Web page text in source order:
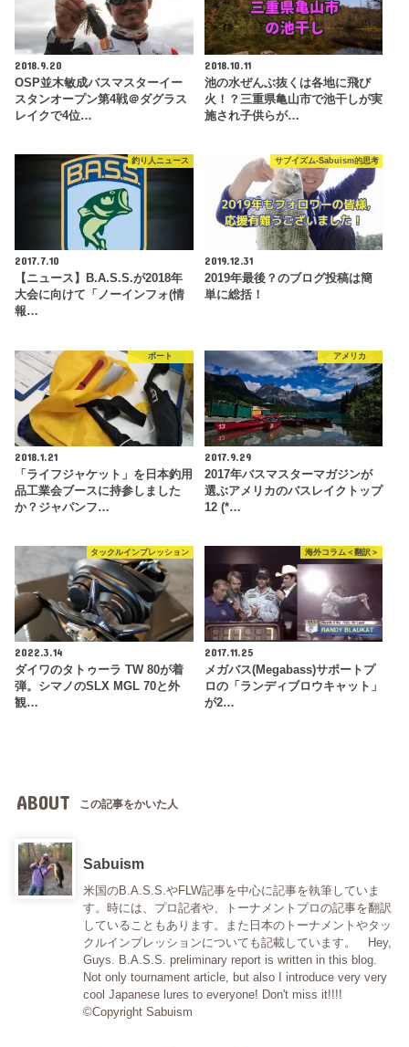
2018.9.20
OSP並木敏成バスマスターイー
スタンオープン第4戦＠ダグラス
レイクで4位…
2018.10.11
池の水ぜんぶ抜くは各地に飛び
火！？三重県亀山市で池干しが実
施され子供らが…
釣り人ニュース
2017.7.10
【ニュース】B.A.S.S.が2018年
大会に向けて「ノーインフォ(情
報…
サブイズム-Sabuism的思考
2019.12.31
2019年最後？のブログ投稿は簡
単に総括！
ボート
2018.1.21
「ライフジャケット」を日本釣用
品工業会ブースに持参しました
か？ジャパンフ…
アメリカ
2017.9.29
2017年バスマスターマガジンが
選ぶアメリカのバスレイクトップ
12 (*…
タックルインプレッション
2022.3.14
ダイワのタトゥーラ TW 80が着
弾。シマノのSLX MGL 70と外
観…
海外コラム＜翻訳＞
2017.11.25
メガバス(Megabass)サポートプ
ロの「ランディブロウキャット」
が2…
ABOUT この記事をかいた人
Sabuism
米国のB.A.S.S.やFLW記事を中心に記事を執筆していま
す。時には、プロ記者や、トーナメントプロの記事を翻訳
していることもあります。また日本のトーナメントやタッ
クルインプレッションについても記載しています。 Hey,
Guys. B.A.S.S. preliminary report is written in this blog.
Not only tournament article, but also I introduce very very
cool Japanese lures to everyone! Don't miss it!!!!
©Copyright Sabuism